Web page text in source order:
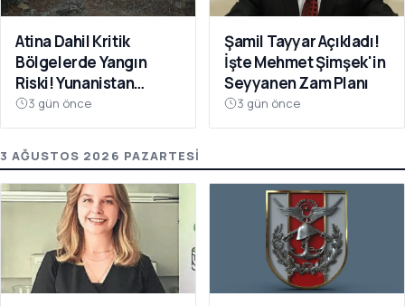
Atina Dahil Kritik
Bölgelerde Yangın
Riski! Yunanistan
Kırmızıya Büründü
3 gün önce
Şamil Tayyar Açıkladı!
İşte Mehmet Şimşek'in
Seyyanen Zam Planı
3 gün önce
3 AĞUSTOS 2026 PAZARTESI